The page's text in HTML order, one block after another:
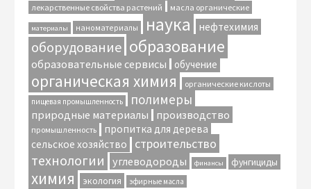
лекарственные свойства растений масла органические
материалы наноматериалы наука нефтехимия
оборудование образование
образовательные сервисы обучение
органическая химия органические кислоты
пищевая промышленность полимеры
природные материалы производство
промышленность
пропитка для дерева
сельское хозяйство
строительство
технологии углеводороды финансы фунгициды
химия экология эфирные масла